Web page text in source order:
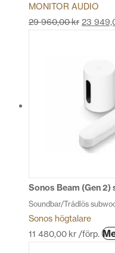
MONITOR AUDIO
29 960,00kr 23
Sonos Beam (Gen 2)
Soundbar/Trådlös
Sonos högtalare
11 480,00 kr /förp.